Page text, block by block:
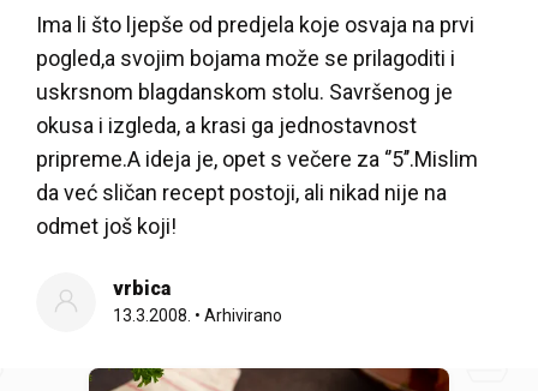
Ima li što ljepše od predjela koje osvaja na prvi
pogled,a svojim bojama može se prilagoditi i
uskrsnom blagdanskom stolu. Savršenog je
okusa i izgleda, a krasi ga jednostavnost
pripreme.A ideja je, opet s večere za ‘’5’’.Mislim
da već sličan recept postoji, ali nikad nije na
odmet još koji!
vrbica
13.3.2008. • Arhivirano